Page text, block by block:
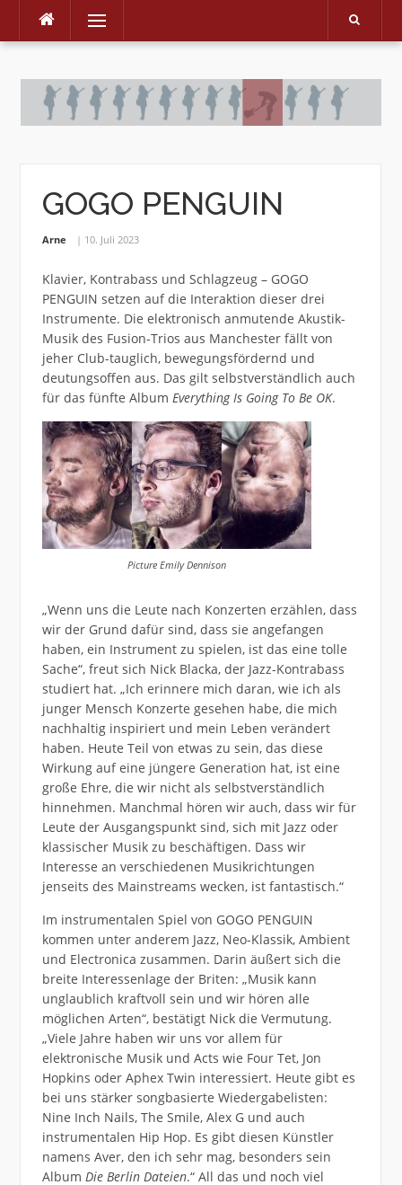
Skip
Menu
GOGO PENGUIN
Arne 10. Juli 2023
Klavier, Kontrabass und Schlagzeug – GOGO
PENGUIN setzen auf die Interaktion dieser drei
Instrumente. Die elektronisch anmutende Akustik-
Musik des Fusion-Trios aus Manchester fällt von
jeher Club-tauglich, bewegungsfördernd und
deutungsoffen aus. Das gilt selbstverständlich auch
für das fünfte Album Everything Is Going To Be OK.
Picture Emily Dennison
„Wenn uns die Leute nach Konzerten erzählen, dass
wir der Grund dafür sind, dass sie angefangen
haben, ein Instrument zu spielen, ist das eine tolle
Sache“, freut sich Nick Blacka, der Jazz-Kontrabass
studiert hat. „Ich erinnere mich daran, wie ich als
junger Mensch Konzerte gesehen habe, die mich
nachhaltig inspiriert und mein Leben verändert
haben. Heute Teil von etwas zu sein, das diese
Wirkung auf eine jüngere Generation hat, ist eine
große Ehre, die wir nicht als selbstverständlich
hinnehmen. Manchmal hören wir auch, dass wir für
Leute der Ausgangspunkt sind, sich mit Jazz oder
klassischer Musik zu beschäftigen. Dass wir
Interesse an verschiedenen Musikrichtungen
jenseits des Mainstreams wecken, ist fantastisch.“
Im instrumentalen Spiel von GOGO PENGUIN
kommen unter anderem Jazz, Neo-Klassik, Ambient
und Electronica zusammen. Darin äußert sich die
breite Interessenlage der Briten: „Musik kann
unglaublich kraftvoll sein und wir hören alle
möglichen Arten“, bestätigt Nick die Vermutung.
„Viele Jahre haben wir uns vor allem für
elektronische Musik und Acts wie Four Tet, Jon
Hopkins oder Aphex Twin interessiert. Heute gibt es
bei uns stärker songbasierte Wiedergabelisten:
Nine Inch Nails, The Smile, Alex G und auch
instrumentalen Hip Hop. Es gibt diesen Künstler
namens Aver, den ich sehr mag, besonders sein
Album Die Berlin Dateien.“ All das und noch viel